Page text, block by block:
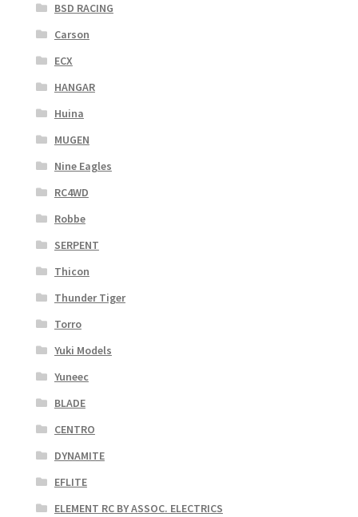
BSD RACING
Carson
ECX
HANGAR
Huina
MUGEN
Nine Eagles
RC4WD
Robbe
SERPENT
Thicon
Thunder Tiger
Torro
Yuki Models
Yuneec
BLADE
CENTRO
DYNAMITE
EFLITE
ELEMENT RC BY ASSOC. ELECTRICS